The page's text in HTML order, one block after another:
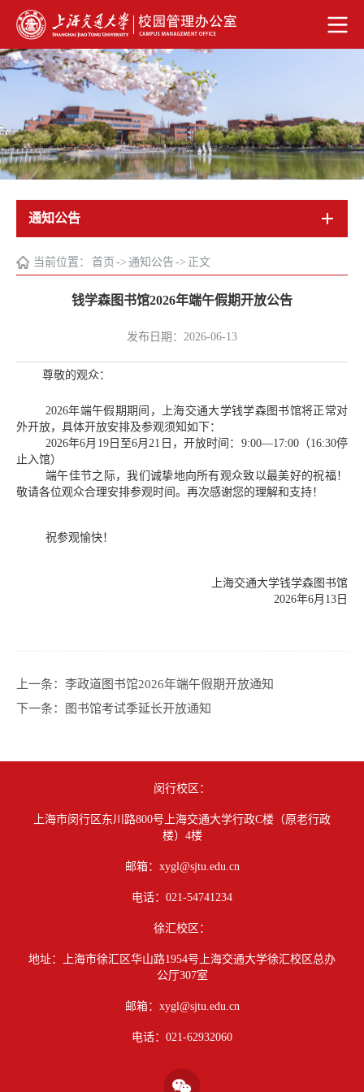
通知公告
当前位置： 首页 -> 通知公告 -> 正文
钱学森图书馆2026年端午假期开放公告
发布日期：2026-06-13
尊敬的观众：
2026年端午假期期间，上海交通大学钱学森图书馆将正常对
外开放，具体开放安排及参观须知如下：
2026年6月 19日至6月 21 日，开放时间： 9:00—17:00（16:30停
止入馆）
端午佳节之际，我们诚挚地向所有观众致以最美好的祝福！
敬请各位观众合理安排参观时间。再次感谢您的理解和支持！
祝参观愉快！
上海交通大学钱学森图书馆
2026年6月 13日
上一条： 李政道图书馆2026年端午假期开放通知
下一条：
图书馆考试季延长开放通知
闵行校区：
上海市闵行区东川路800号上海交通大学行政C楼（原老行政
楼）4楼
邮箱：xygl@sjtu.edu.cn
电话：021-54741234
徐汇校区：
地址：上海市徐汇区华山路1954号上海交通大学徐汇校区总办
公厅307室
邮箱：xygl@sjtu.edu.cn
电话：021-62932060